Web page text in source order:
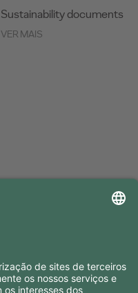
Sustainability documents
VER MAIS